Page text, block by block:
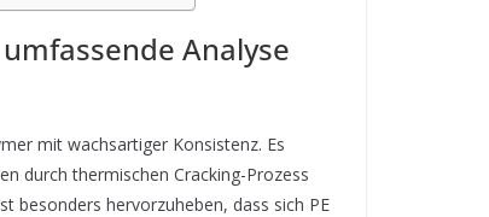
Analyse
mit wachsartiger Konsistenz. Es
durch thermischen Cracking-Prozess
besonders hervorzuheben, dass sich PE